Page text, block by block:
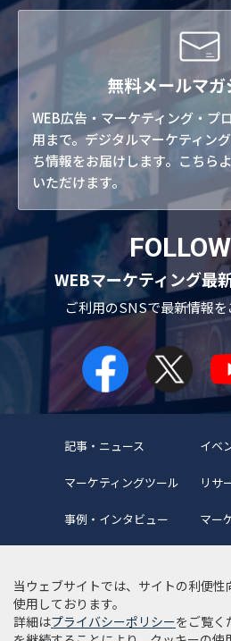
無料メールマ
WEB広告・マーケティング・プ
用まで。デジタルマーケティン
ち情報をお届けします。こちら
いただけます。
WEBマーケティング最
ご利用のSNSで最新情報
記事・ニュース イベ
マーケティングツール リサ
事例・インタビュー マー
当サイトについて 編集ポリ
当ウェブサイトでは、サイトの利便
使用しております。
詳細はプライバシーポリシーをご覧く